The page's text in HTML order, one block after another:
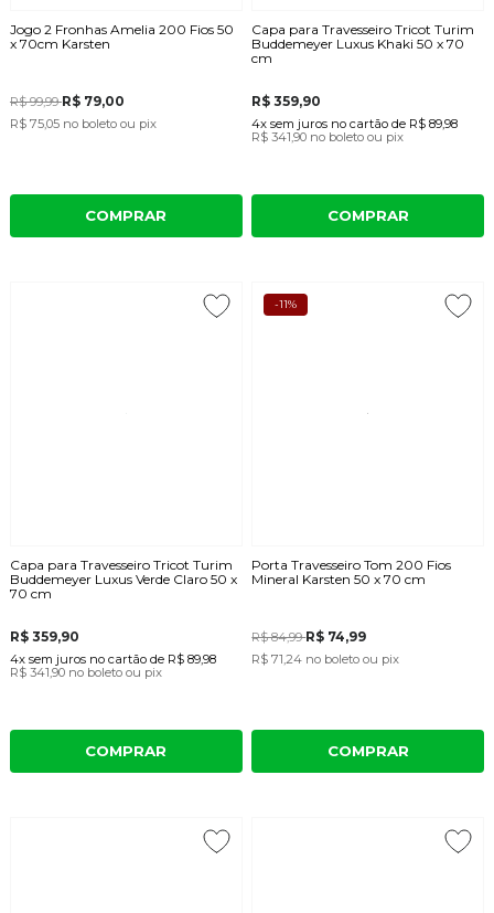
Jogo 2 Fronhas Amelia 200 Fios 50
x 70cm Karsten
R$ 99,99R$ 79,00
R$ 75,05 no boleto ou pix
COMPRAR
Capa para Travesseiro Tricot Turim
Buddemeyer Luxus Khaki 50 x 70
cm
R$ 359,90
4x sem juros no cartão de R$ 89,98
R$ 341,90 no boleto ou pix
COMPRAR
Capa para Travesseiro Tricot Turim
Buddemeyer Luxus Verde Claro 50 x
70 cm
R$ 359,90
4x sem juros no cartãode R$ 89,98
R$ 341,90 no boleto ou pix
COMPRAR
-11%
Porta Travesseiro Tom 200 Fios
Mineral Karsten 50 x 70 cm
R$ 84,99R$ 74,99
R$ 71,24 no boleto ou pix
COMPRAR